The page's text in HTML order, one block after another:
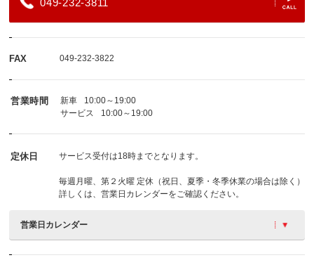
049-232-3811
FAX 049-232-3822
営業時間 新車
10:00～19:00
サービス
10:00～19:00
定休日 サービス受付は18時までとなります。
毎週月曜、第２火曜 定休（祝日、夏季・冬季休業の場合は除く）
詳しくは、営業日カレンダーをご確認ください。
営業日カレンダー